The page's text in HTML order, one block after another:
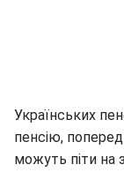
Українських
пенсію,
можуть піти на